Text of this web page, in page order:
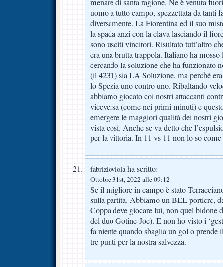
menare di santa ragione. Ne è venuta
uomo a tutto campo, spezzettata da tanti
diversamente. La Fiorentina ed il suo
la spada anzi con la clava lasciando il
sono usciti vincitori. Risultato tutt’altro
era una brutta trappola. Italiano ha
cercando la soluzione che ha funzionato
(il 4231) sia LA Soluzione, ma perché
lo Spezia uno contro uno. Ribaltando
abbiamo giocato coi nostri attaccanti
viceversa (come nei primi minuti) e
emergere le maggiori qualità dei nostri
vista così. Anche se va detto che
per la vittoria. In 11 vs 11 non lo so come
fabrizioviolaha scritto:
Ottobre 31st, 2022 alle 09:12
Se il migliore in campo è stato
sulla partita. Abbiamo un BEL portiere,
Coppa deve giocare lui, non quel bidone
del duo Gotine-Joe). E non ho visto i
fa niente quando sbaglia un gol o
tre punti per la nostra salvezza.